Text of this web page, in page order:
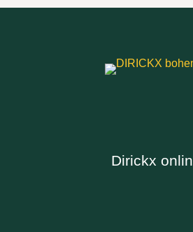
Dirickx